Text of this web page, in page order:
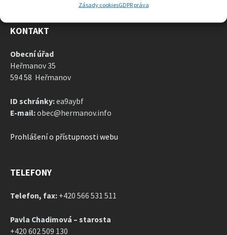
Zásady cookiesGDPR práva
KONTAKT
Obecní úřad
Heřmanov 35
594 58 Heřmanov
ID schránky:ea9aybf
E-mail:obec@hermanov.info
Prohlášení o přístupnosti webu
TELEFONY
Telefon, fax: +420 566 531 511
Pavla Chadimová – starosta
+420 602 509 130